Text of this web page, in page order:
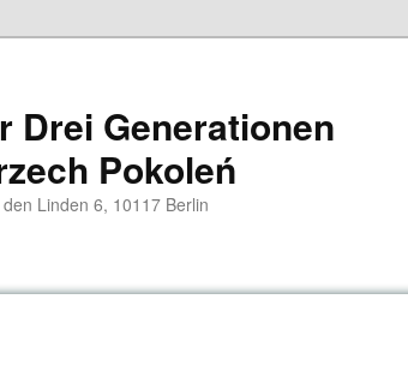
Drei Generationen
Pokoleń
Linden 6, 10117 Berlin